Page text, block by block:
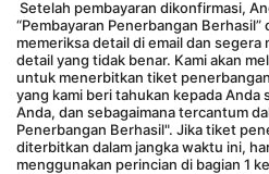
“Pembayaran Penerbangan
memeriksa detail di email dan segera
detail yang tidak benar. Kami akan
untuk menerbitkan tiket
yang kami beri tahukan kepada Anda
Anda, dan sebagaimana tercantum
Penerbangan Berhasil". Jika tiket
diterbitkan dalam jangka waktu ini,
menggunakan perincian di bagian 1